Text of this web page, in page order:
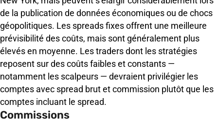
de la publication de données économiques ou de chocs
géopolitiques. Les spreads fixes offrent une meilleure
prévisibilité des coûts, mais sont généralement plus
élevés en moyenne. Les traders dont les stratégies
reposent sur des coûts faibles et constants —
notamment les scalpeurs — devraient privilégier les
comptes avec spread brut et commission plutôt que les
comptes incluant le spread.
Commissions